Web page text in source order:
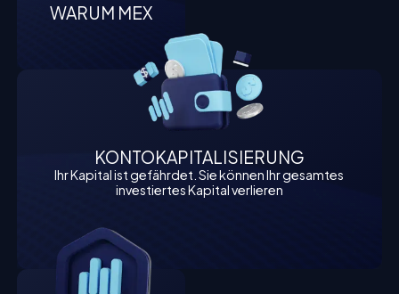
WARUM MEX
KONTOKAPITALISIERUNG
Ihr Kapital ist gefährdet. Sie können Ihr gesamtes
investiertes Kapital verlieren